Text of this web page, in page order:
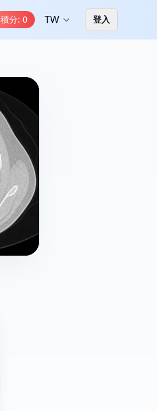
積分: 0 TW
登入